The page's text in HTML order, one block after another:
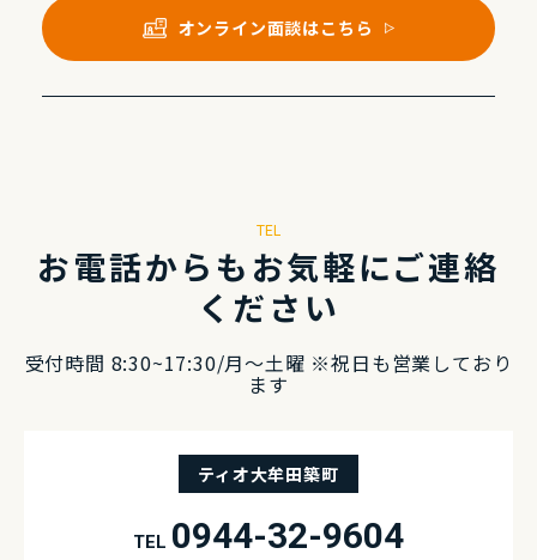
オンライン⾯談はこちら
TEL
お電話からもお気軽にご連絡
ください
受付時間 8:30~17:30/⽉〜⼟曜 ※祝⽇も営業しており
ます
ティオ大牟田築町
TEL 0944-32-9604